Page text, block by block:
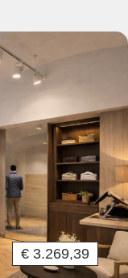
€ 3.269,39